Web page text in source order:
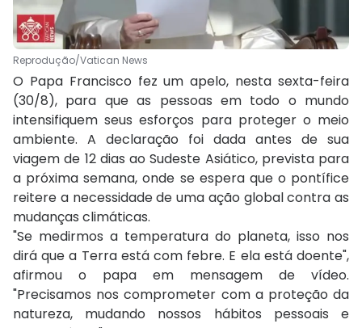
Reprodução/Vatican News
O Papa Francisco fez um apelo, nesta sexta-feira
(30/8), para que as pessoas em todo o mundo
intensifiquem seus esforços para proteger o meio
ambiente. A declaração foi dada antes de sua
viagem de 12 dias ao Sudeste Asiático, prevista para
a próxima semana, onde se espera que o pontífice
reitere a necessidade de uma ação global contra as
mudanças climáticas.
"Se medirmos a temperatura do planeta, isso nos
dirá que a Terra está com febre. E ela está doente",
afirmou o papa em mensagem de vídeo.
"Precisamos nos comprometer com a proteção da
natureza, mudando nossos hábitos pessoais e